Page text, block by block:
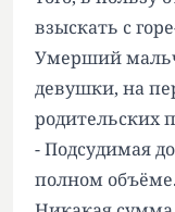
взыскать с
Умерший
девушки, на
родительских
- Подсудимая
полном